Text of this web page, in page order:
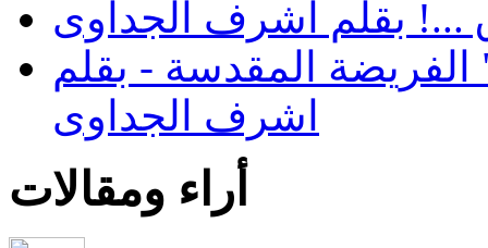
...! بقلم اشرف الجداوى
المقدسة - بقلم
اشرف الجداوى
أراء ومقالات